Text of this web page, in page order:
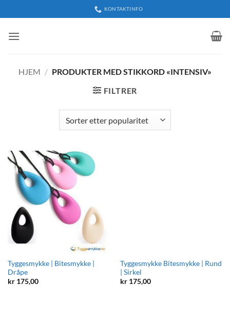
to
content
KONTAKTINFO
HJEM / PRODUKTER MED STIKKORD «INTENSIV»
FILTRER
Tyggesmykke | Bitesmykke |
Dråpe
kr175,00
Tyggesmykke Bitesmykke | Rund
| Sirkel
kr175,00